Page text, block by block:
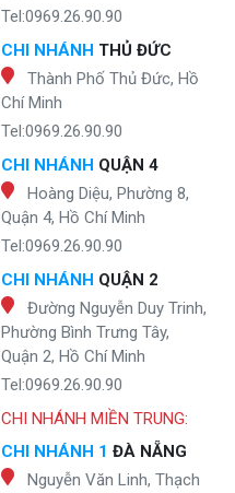
Tel:0969.26.90.90
CHI NHÁNH THỦ ĐỨC
Thành Phố Thủ Đức, Hồ
Chí Minh
Tel:0969.26.90.90
CHI NHÁNH QUẬN 4
Hoàng Diệu, Phường 8,
Quận 4, Hồ Chí Minh
Tel:0969.26.90.90
CHI NHÁNH QUẬN 2
Đường Nguyễn Duy Trinh,
Phường Bình Trưng Tây,
Quận 2, Hồ Chí Minh
Tel:0969.26.90.90
CHI NHÁNH MIỀN TRUNG:
CHI NHÁNH 1 ĐÀ NẴNG
Nguyễn Văn Linh, Thạch